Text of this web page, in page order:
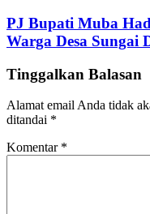
PJ Bupati Muba
Warga Desa Sungai
Tinggalkan Balasan
Alamat email Anda tidak
ditandai *
Komentar *